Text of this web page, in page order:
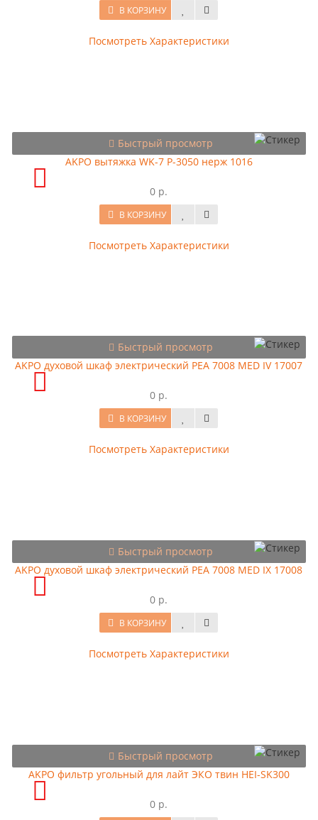
В КОРЗИНУ
Посмотреть Характеристики
Быстрый просмотр
AKPO вытяжка WK-7 Р-3050 нерж 1016
0 р.
В КОРЗИНУ
Посмотреть Характеристики
Быстрый просмотр
AKPO духовой шкаф электрический PEA 7008 MED IV 17007
0 р.
В КОРЗИНУ
Посмотреть Характеристики
Быстрый просмотр
AKPO духовой шкаф электрический PEA 7008 MED IX 17008
0 р.
В КОРЗИНУ
Посмотреть Характеристики
Быстрый просмотр
AKPO фильтр угольный для лайт ЭКО твин HEI-SK300
0 р.